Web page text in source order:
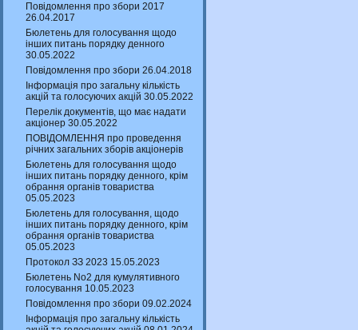
Повідомлення про збори 2017
26.04.2017
Бюлетень для голосування щодо
інших питань порядку денного
30.05.2022
Повідомлення про збори 26.04.2018
Інформація про загальну кількість
акцій та голосуючих акцій 30.05.2022
Перелік документів, що має надати
акціонер 30.05.2022
ПОВІДОМЛЕННЯ про проведення
річних загальних зборів акціонерів
Бюлетень для голосування щодо
інших питань порядку денного, крім
обрання органів товариства
05.05.2023
Бюлетень для голосування, щодо
інших питань порядку денного, крім
обрання органів товариства
05.05.2023
Протокол ЗЗ 2023 15.05.2023
Бюлетень No2 для кумулятивного
голосування 10.05.2023
Повідомлення про збори 09.02.2024
Інформація про загальну кількість